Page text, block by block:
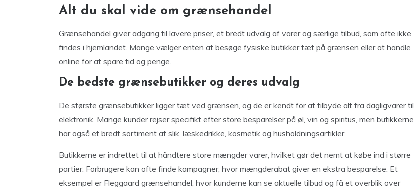
Alt du skal vide om grænsehandel
Grænsehandel giver adgang til lavere priser, et bredt udvalg af varer og særlige tilbud, som ofte ikke
findes i hjemlandet. Mange vælger enten at besøge fysiske butikker tæt på grænsen eller at handle
online for at spare tid og penge.
De bedste grænsebutikker og deres udvalg
De største grænsebutikker ligger tæt ved grænsen, og de er kendt for at tilbyde alt fra dagligvarer til
elektronik. Mange kunder rejser specifikt efter store besparelser på øl, vin og spiritus, men butikkerne
har også et bredt sortiment af slik, læskedrikke, kosmetik og husholdningsartikler.
Butikkerne er indrettet til at håndtere store mængder varer, hvilket gør det nemt at købe ind i større
partier. Forbrugere kan ofte finde kampagner, hvor mængderabat giver en ekstra besparelse. Et
eksempel er Fleggaard grænsehandel, hvor kunderne kan se aktuelle tilbud og få et overblik over